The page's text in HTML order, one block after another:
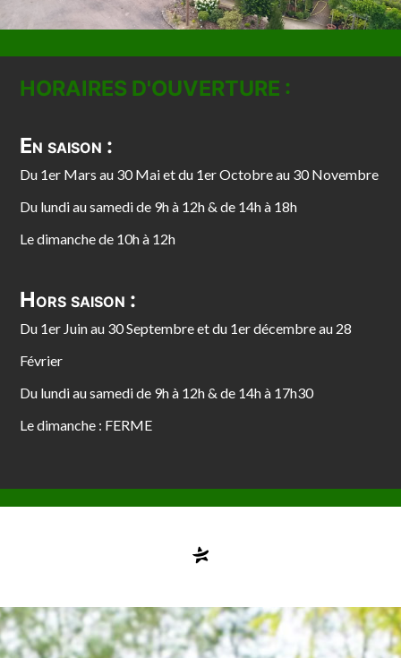
HORAIRES D'OUVERTURE :
En saison :
Du 1er Mars au 30 Mai et du 1er Octobre au 30 Novembre
Du lundi au samedi de 9h à 12h & de 14h à 18h
Le dimanche de 10h à 12h
Hors saison :
Du 1er Juin au 30 Septembre et du 1er décembre au 28
Février
Du lundi au samedi de 9h à 12h & de 14h à 17h30
Le dimanche : FERME